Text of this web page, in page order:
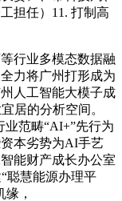
担任）11. 打制高
行业多模态数据融
力将广州打形成为
人工智能大模子成
居的分析空间。
业范畴“AI+”先行为
本劣势为AI手艺
能财产成长办公室
聪慧能源办理平
，